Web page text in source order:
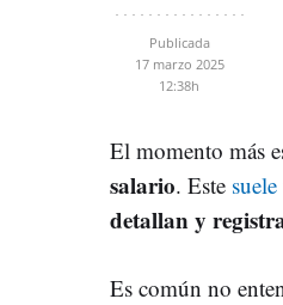
Publicada
17 marzo 2025
12:38h
El momento más
salario. Este
detallan y
Es común no